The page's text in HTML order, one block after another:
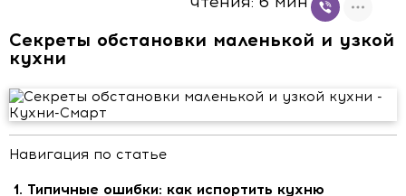
Секреты обстановки маленькой и узкой
кухни
Навигация по статье
Типичные ошибки: как испортить кухню